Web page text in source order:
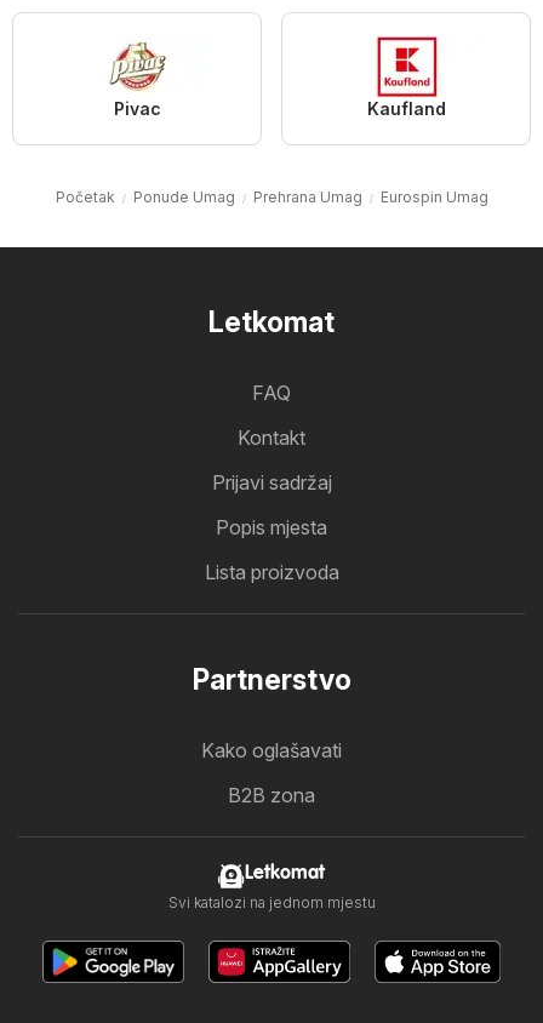
Pivac Kaufland
Početak Ponude Umag Prehrana Umag Eurospin Umag
Letkomat
FAQ
Kontakt
Prijavi sadržaj
Popis mjesta
Lista proizvoda
Partnerstvo
Kako oglašavati
B2B zona
Letkomat
Svi katalozi na jednom mjestu